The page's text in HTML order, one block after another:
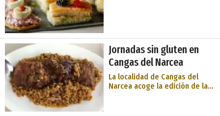
ofreciendo suculentas y
atractivas propuestas de
minicocina en formato de tost
...
Jornadas sin gluten en
Cangas del Narcea
La localidad de Cangas del
Narcea acoge la edición de las